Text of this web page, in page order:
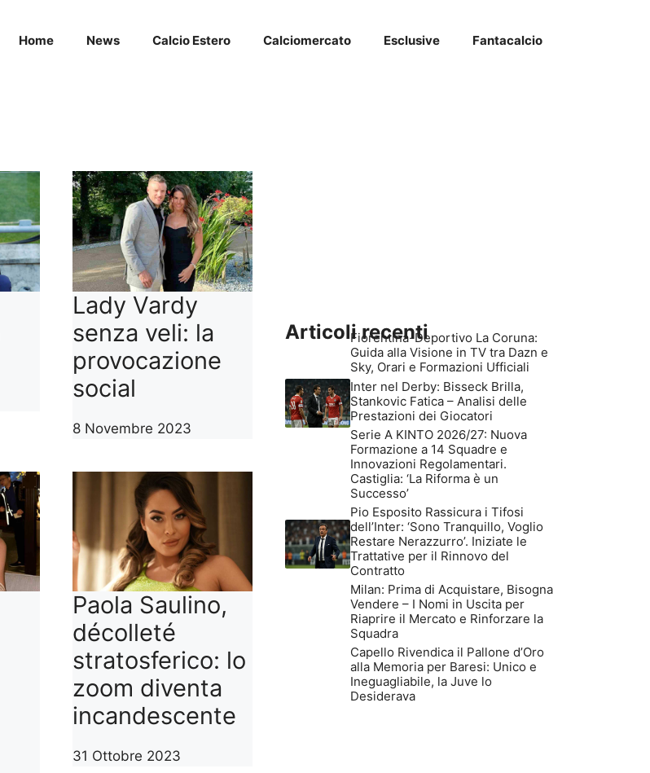
Home News Calcio Estero Calciomercato Esclusive Fantacalcio
Lady Vardy
senza veli: la
provocazione
social
8 Novembre 2023
Paola Saulino,
décolleté
stratosferico: lo
zoom diventa
incandescente
31 Ottobre 2023
Articoli recenti
Fiorentina-Deportivo La Coruna:
Guida alla Visione in TV tra Dazn e
Sky, Orari e Formazioni Ufficiali
Inter nel Derby: Bisseck Brilla,
Stankovic Fatica – Analisi delle
Prestazioni dei Giocatori
Serie A KINTO 2026/27: Nuova
Formazione a 14 Squadre e
Innovazioni Regolamentari.
Castiglia: ‘La Riforma è un
Successo’
Pio Esposito Rassicura i Tifosi
dell’Inter: ‘Sono Tranquillo, Voglio
Restare Nerazzurro’. Iniziate le
Trattative per il Rinnovo del
Contratto
Milan: Prima di Acquistare, Bisogna
Vendere – I Nomi in Uscita per
Riaprire il Mercato e Rinforzare la
Squadra
Capello Rivendica il Pallone d’Oro
alla Memoria per Baresi: Unico e
Ineguagliabile, la Juve lo
Desiderava